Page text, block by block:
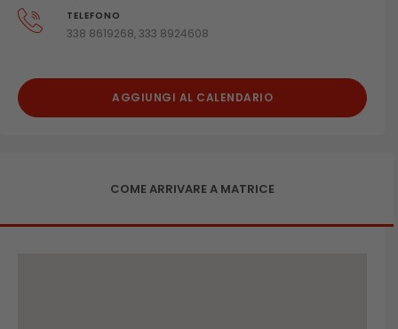
TELEFONO
338 8619268, 333 8924608
AGGIUNGI AL CALENDARIO
COME ARRIVARE A MATRICE